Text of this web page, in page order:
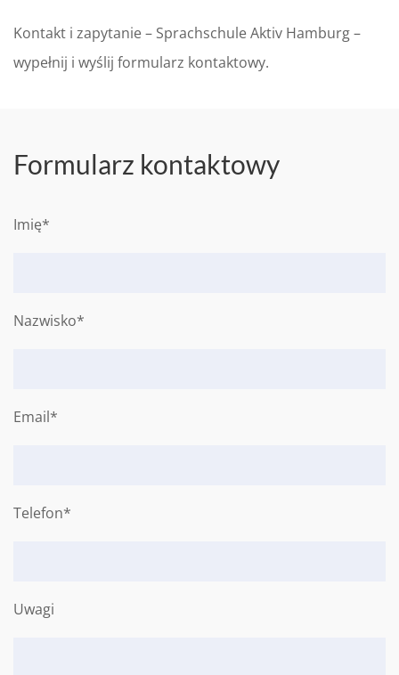
Kontakt i zapytanie – Sprachschule Aktiv Hamburg –
wypełnij i wyślij formularz kontaktowy.
Formularz kontaktowy
Imię*
Nazwisko*
Email*
Telefon*
Uwagi